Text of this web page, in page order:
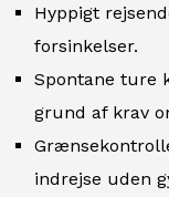
Hyppigt
forsinkelser.
Spontane ture
grund af krav
indrejse uden